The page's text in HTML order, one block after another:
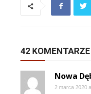
42 KOMENTARZE
Nowa
2 marca 2020